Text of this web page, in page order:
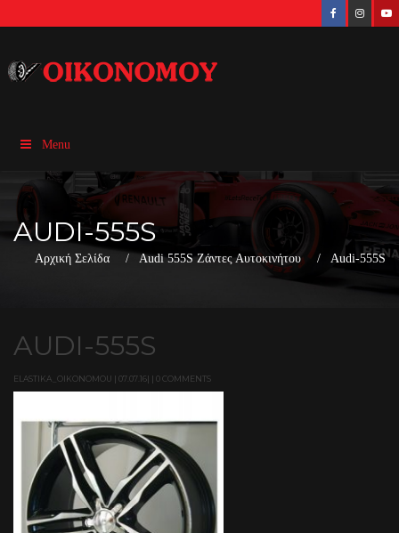
Menu
AUDI-555S
Αρχική Σελίδα Audi 555S Ζάντες Αυτοκινήτου Audi-555S
AUDI-555S
ELASTIKA_OIKONOMOU | 07.07.16| | 0 COMMENTS